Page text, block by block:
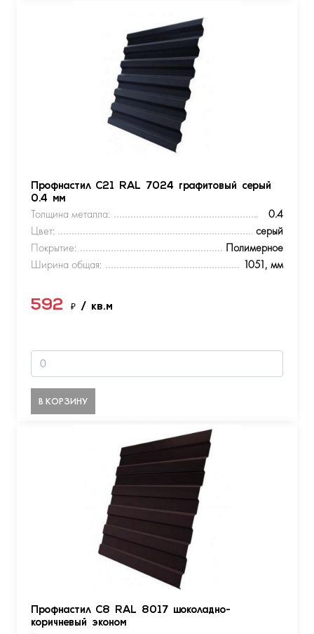
Профнастил С21 RAL 7024 графитовый серый
0.4 мм
Толщина металла:
0.4
Цвет:
серый
Покрытие:
Полимерное
Ширина общая:
1051, мм
592 ₽ / кв.м
В КОРЗИНУ
Профнастил С8 RAL 8017 шоколадно-
коричневый эконом